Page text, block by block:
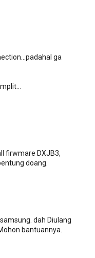
ga
firwmare DXJB3,
doang.
dah Diulang
bantuannya.